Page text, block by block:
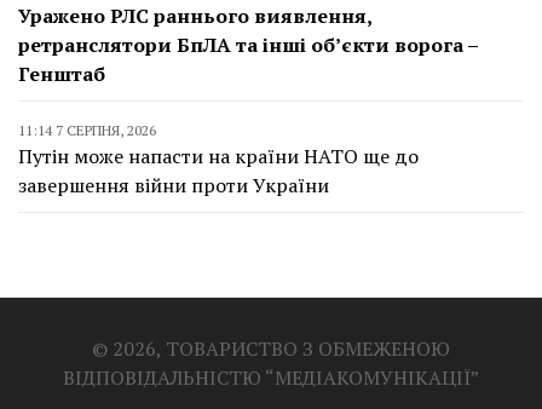
Уражено РЛС раннього виявлення,
ретранслятори БпЛА та інші об’єкти ворога –
Генштаб
11:14 7 СЕРПНЯ, 2026
Путін може напасти на країни НАТО ще до
завершення війни проти України
© 2026, ТОВАРИСТВО З ОБМЕЖЕНОЮ
ВІДПОВІДАЛЬНІСТЮ “МЕДІАКОМУНІКАЦІЇ”